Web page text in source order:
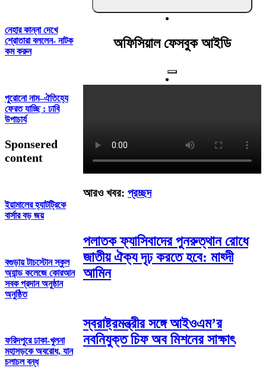
নেহার কান্না দেখে
শ্রোতারা বললেন- নাটক
কম করুন
পুরোনো নাম–ঐতিহ্যে
ফেরত যাচ্ছি : ঢাবি
উপাচার্য
Sponsered
content
ইয়ামালের হ্যাটট্রিকে
বার্সার বড় জয়
বগুড়ায় টাচস্টোন স্কুল
অ্যান্ড কলেজে কোরআন
সবক প্রদান অনুষ্ঠান
অনুষ্ঠিত
ফরিদপুরে ঢাকা-খুলনা
মহাসড়কে অবরোধ, যান
চলাচল বন্ধ
অফিসিয়াল ফেসবুক আইডি
আরও খবর: প্রচ্ছদ
পলাতক ফ্যাসিবাদের পুনরুত্থান রোধে
জাতীয় ঐক্য দৃঢ় করতে হবে: মাহ্দী
আমিন
স্বরাষ্ট্রমন্ত্রীর সঙ্গে আইওএম’র
নবনিযুক্ত চিফ অব মিশনের সাক্ষাৎ